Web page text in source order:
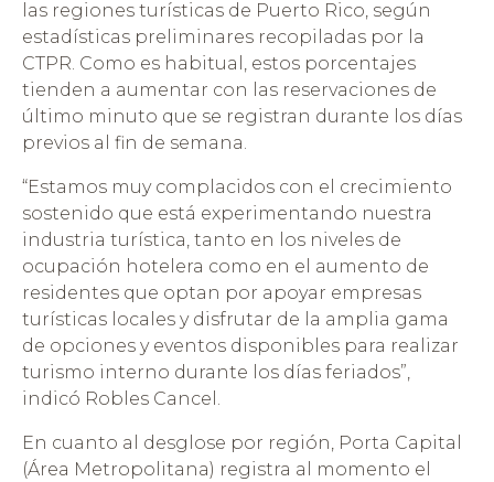
las regiones turísticas de Puerto Rico, según
estadísticas preliminares recopiladas por la
CTPR. Como es habitual, estos porcentajes
tienden a aumentar con las reservaciones de
último minuto que se registran durante los días
previos al fin de semana.
“Estamos muy complacidos con el crecimiento
sostenido que está experimentando nuestra
industria turística, tanto en los niveles de
ocupación hotelera como en el aumento de
residentes que optan por apoyar empresas
turísticas locales y disfrutar de la amplia gama
de opciones y eventos disponibles para realizar
turismo interno durante los días feriados”,
indicó Robles Cancel.
En cuanto al desglose por región, Porta Capital
(Área Metropolitana) registra al momento el